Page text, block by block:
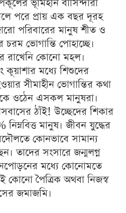
ভূমিহীন বাসিন্দারা
পরে প্রায় এক বছর দূরহ
পরিবারের মানুষ শীত ও
ভোগান্তি পোহাচ্ছে।
রাখেনি কোনো মহল।
কূয়াশার মধ্যে শিশুদের
সীমাহীন ভোগান্তির কথা
ওঠেন এসকল মানুষরা।
ঠাঁই! উচ্ছেদের শিকার
মানুষ। জীবন যুদ্ধের
কোনভাবে সামান্য
তাদের সংসারে জন্মলগ্ন
মধ্যে কোনোমতে
কোনো পৈত্রিক অথবা নিজস্ব
জমাজমি।